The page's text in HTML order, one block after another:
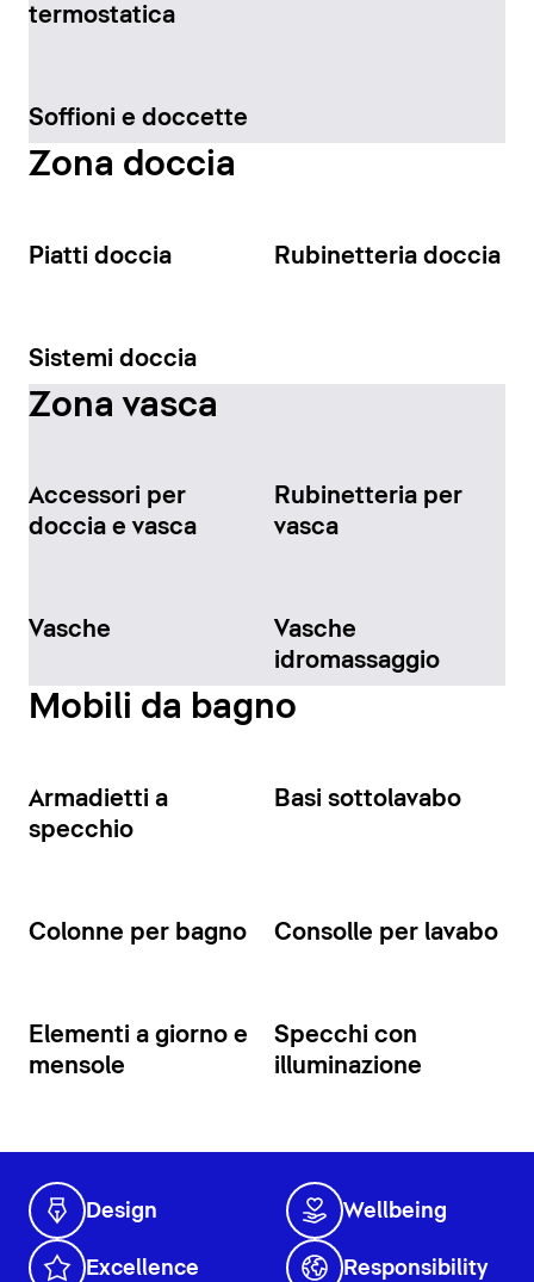
termostatica
Soffioni e doccette
Zona doccia
Piatti doccia Rubinetteria doccia
Sistemi doccia
Zona vasca
Accessori per
doccia e vasca
Rubinetteria per
vasca
Vasche
Vasche
idromassaggio
Mobili da bagno
Armadietti a
specchio
Basi sottolavabo
Colonne per bagno Consolle per lavabo
Elementi a giorno e
mensole
Specchi con
illuminazione
Design Wellbeing
Excellence Responsibility